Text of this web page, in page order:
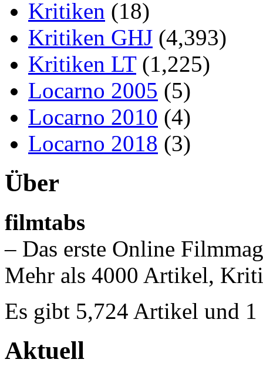
Kritiken (18)
Kritiken GHJ (4,393)
Kritiken LT(1,225)
Locarno 2005 (5)
Locarno 2010 (4)
Locarno 2018 (3)
Über
filmtabs
– Das erste Online
Mehr als 4000 Artikel,
Es gibt 5,724 Artikel und 1
Aktuell